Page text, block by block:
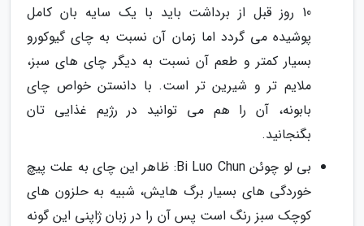
10 روز قبل از برداشت باید با یک سایه بان کامل
پوشیده می گردد اما زمان آن نسبت به چای گیوکورو
بسیار کمتر و طعم آن نسبت به دیگر چای های سبز،
ملایم تر و شیرین تر است. با دانستن خواص چای
بابونه، آن را هم می توانید در رژیم غذایی تان
بگنجانید.
بی لو چوئن Bi Luo Chun: ظاهر این چای به علت پیچ
خوردگی های بسیار برگ هایش، شبیه به حلزون های
کوچک سبز رنگ است پس آن را در زبان ژاپنی این گونه